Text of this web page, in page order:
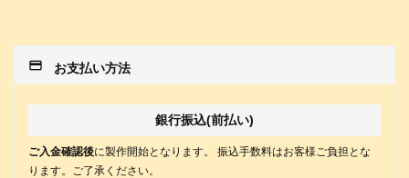
payment お支払い方法
銀行振込(前払い)
ご入金確認後に製作開始となります。 振込手数料はお客様ご負担とな
ります。ご了承ください。